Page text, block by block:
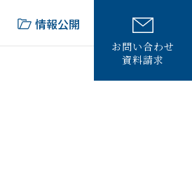
情報公開
お問い合わせ
資料請求